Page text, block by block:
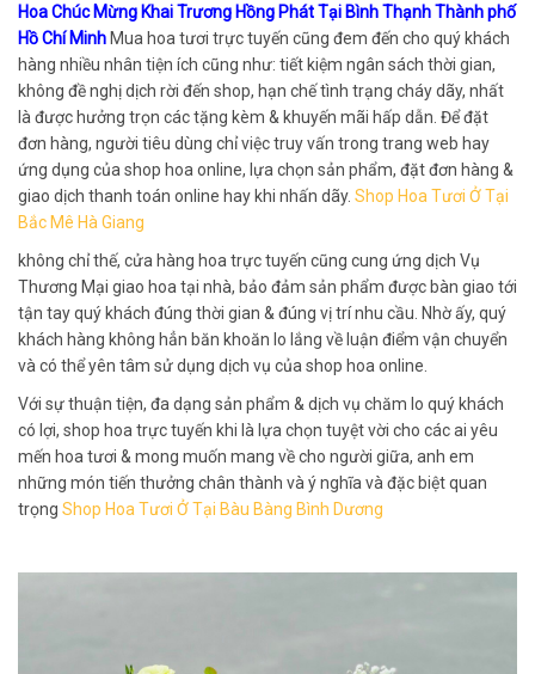
Hoa Chúc Mừng Khai Trương Hồng Phát Tại Bình Thạnh Thành phố
Hồ Chí Minh Mua hoa tươi trực tuyến cũng đem đến cho quý khách
hàng nhiều nhân tiện ích cũng như: tiết kiệm ngân sách thời gian,
không đề nghị dịch rời đến shop, hạn chế tình trạng cháy dãy, nhất
là được hưởng trọn các tặng kèm & khuyến mãi hấp dẫn. Để đặt
đơn hàng, người tiêu dùng chỉ việc truy vấn trong trang web hay
ứng dụng của shop hoa online, lựa chọn sản phẩm, đặt đơn hàng &
giao dịch thanh toán online hay khi nhấn dãy. Shop Hoa Tươi Ở Tại
Bắc Mê Hà Giang
không chỉ thế, cửa hàng hoa trực tuyến cũng cung ứng dịch Vụ
Thương Mại giao hoa tại nhà, bảo đảm sản phẩm được bàn giao tới
tận tay quý khách đúng thời gian & đúng vị trí nhu cầu. Nhờ ấy, quý
khách hàng không hẳn băn khoăn lo lắng về luận điểm vận chuyển
và có thể yên tâm sử dụng dịch vụ của shop hoa online.
Với sự thuận tiện, đa dạng sản phẩm & dịch vụ chăm lo quý khách
có lợi, shop hoa trực tuyến khi là lựa chọn tuyệt vời cho các ai yêu
mến hoa tươi & mong muốn mang về cho người giữa, anh em
những món tiến thưởng chân thành và ý nghĩa và đặc biệt quan
trọng Shop Hoa Tươi Ở Tại Bàu Bàng Bình Dương